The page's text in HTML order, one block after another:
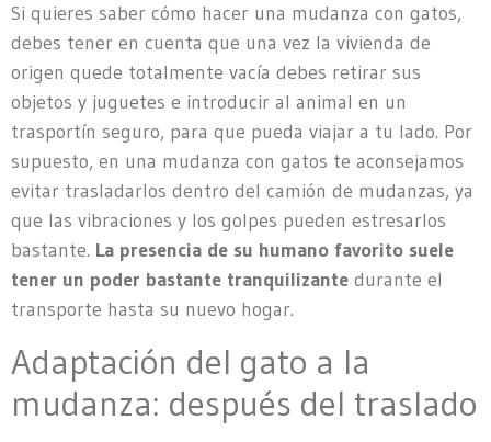
Si quieres saber cómo hacer una mudanza con gatos,
debes tener en cuenta que una vez la vivienda de
origen quede totalmente vacía debes retirar sus
objetos y juguetes e introducir al animal en un
trasportín seguro, para que pueda viajar a tu lado. Por
supuesto, en una mudanza con gatos te aconsejamos
evitar trasladarlos dentro del camión de mudanzas, ya
que las vibraciones y los golpes pueden estresarlos
bastante. La presencia de su humano favorito suele
tener un poder bastante tranquilizante durante el
transporte hasta su nuevo hogar.
Adaptación del gato a la
mudanza: después del traslado